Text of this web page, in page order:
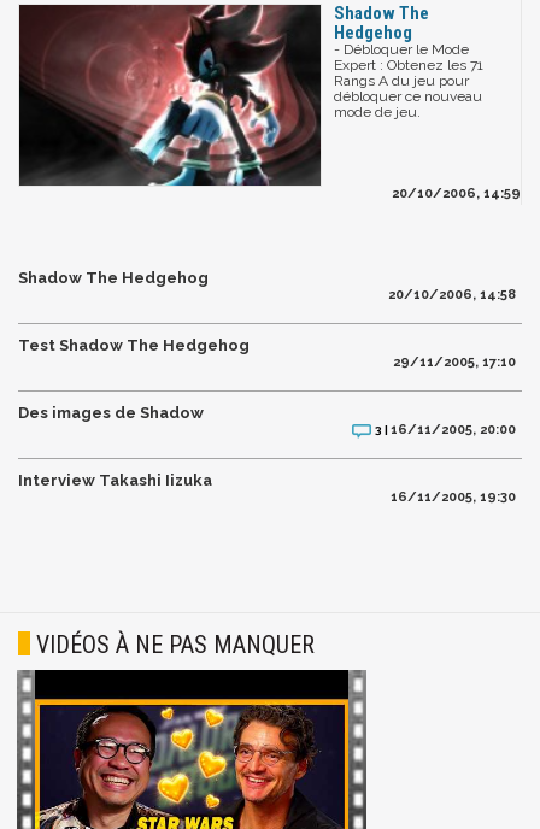
Shadow The
Hedgehog
- Débloquer le Mode
Expert : Obtenez les 71
Rangs A du jeu pour
débloquer ce nouveau
mode de jeu.
20/10/2006, 14:59
Shadow The Hedgehog
20/10/2006, 14:58
Test Shadow The Hedgehog
29/11/2005, 17:10
Des images de Shadow
3 |16/11/2005, 20:00
Interview Takashi Iizuka
16/11/2005, 19:30
VIDÉOS À NE PAS MANQUER